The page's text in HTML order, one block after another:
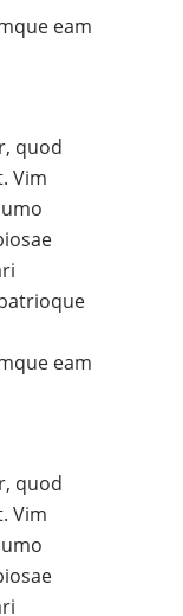
eam
quod
Vim
eam
quod
Vim